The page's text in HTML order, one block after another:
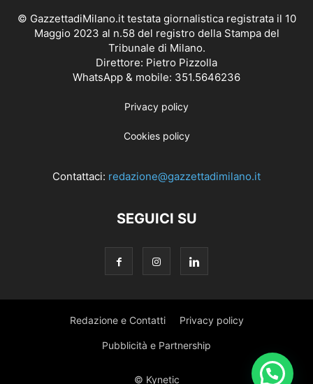
© GazzettadiMilano.it testata giornalistica registrata il 10
Maggio 2023 al n.58 del registro della Stampa del
Tribunale di Milano.
Direttore: Pietro Pizzolla
WhatsApp & mobile: 351.5646236
Privacy policy
Cookies policy
Contattaci: redazione@gazzettadimilano.it
SEGUICI SU
Redazione e Contatti Privacy policy
Pubblicità e Partnership
© Kynetic